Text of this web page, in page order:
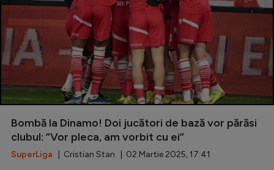
Bombă la Dinamo! Doi jucători de bază vor părăsi
clubul: ”Vor pleca, am vorbit cu ei”
SuperLiga | Cristian Stan | 02 Martie 2025, 17:41